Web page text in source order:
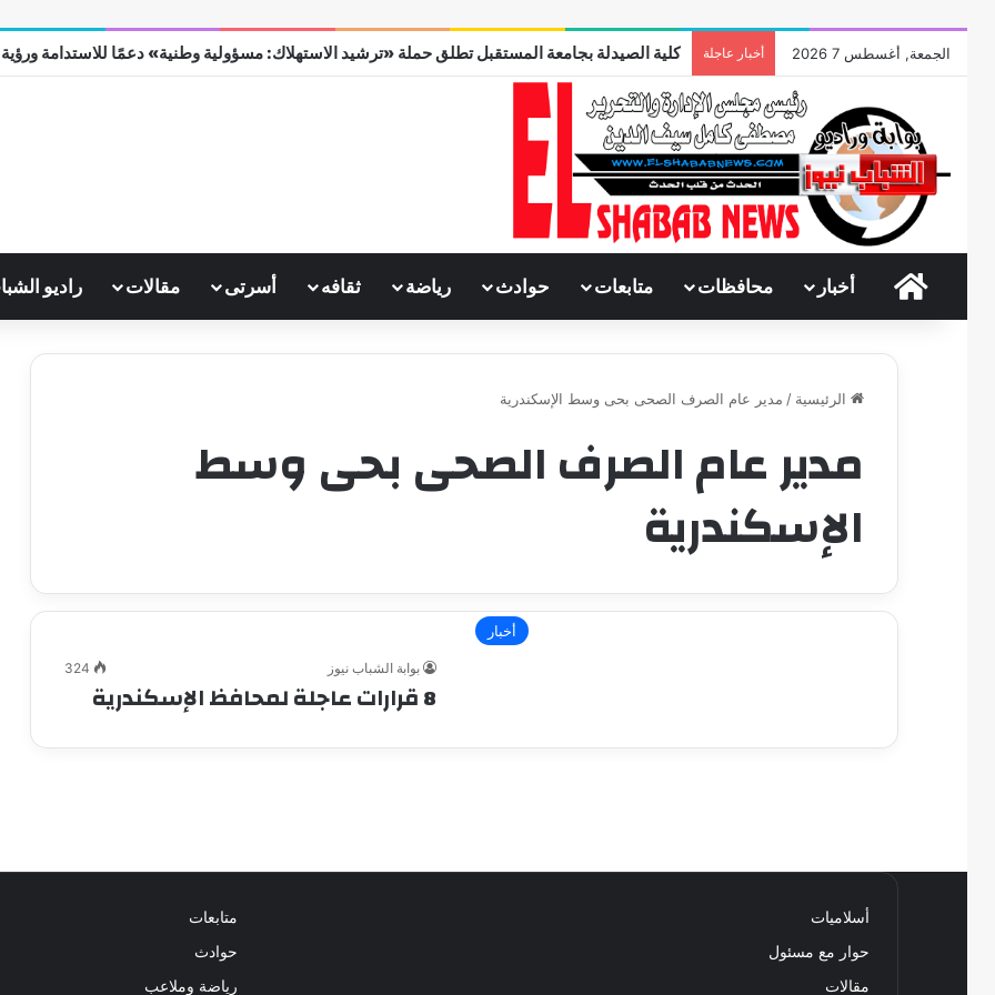
الجمعة, أغسطس 7 2026 أخبار عاجلة كلية الصيدلة بجامعة المستقبل تطلق حملة «ترشيد الاستهلاك: مسؤولية وطنية» دعمًا للاستدامة ورؤية مصر
الرئيسية
أخبار محافظات متابعات حوادث رياضة ثقافه أسرتى مقالات راديو
الرئيسية / مدير عام الصرف الصحى بحى وسط الإسكندرية
مدير عام الصرف الصحى بحى وسط
الإسكندرية
أخبار
بوابة الشباب نيوز 324
8 قرارات عاجلة لمحافظ الإسكندرية
أسلاميات
حوار مع مسئول
مقالات
متابعات
حوادث
رياضة وملاعب